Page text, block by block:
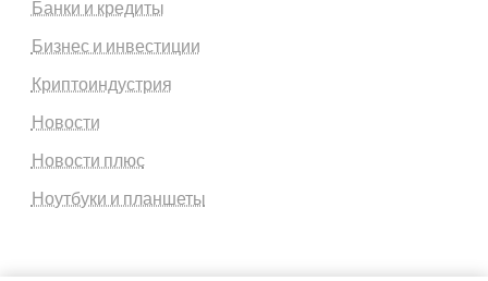
Банки и кредиты
Бизнес и инвестиции
Криптоиндустрия
Новости
Новости плюс
Ноутбуки и планшеты